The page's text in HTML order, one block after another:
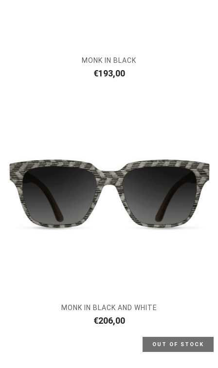
MONK IN BLACK
€193,00
MONK IN BLACK AND WHITE
€206,00
OUT OF STOCK